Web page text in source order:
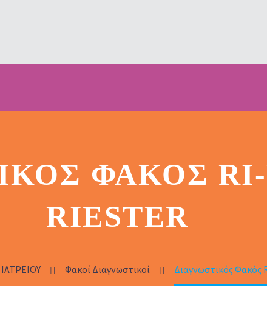
ΦΑΚΌΣ RI-
RIESTER
Φακοί Διαγνωστικοί Διαγνωστικός Φακός